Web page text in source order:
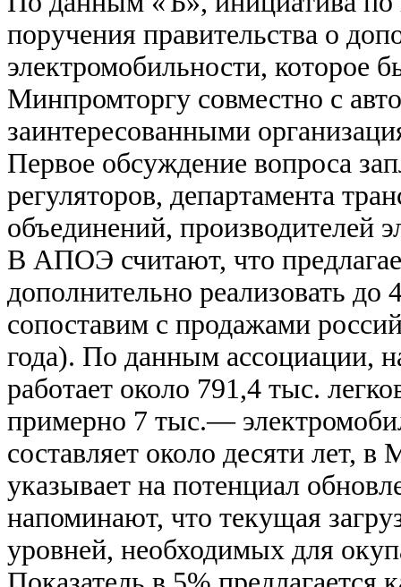
поручения правительства о
электромобильности,
Минпромторгу совместно с
заинтересованными
Первое обсуждение вопроса
регуляторов, департамента
объединений, производителей
В АПОЭ считают, что
дополнительно реализовать
сопоставим с продажами
года). По данным ассоциации,
работает около 791,4 тыс.
примерно 7 тыс.—
составляет около десяти лет,
указывает на потенциал
напоминают, что текущая
уровней, необходимых для